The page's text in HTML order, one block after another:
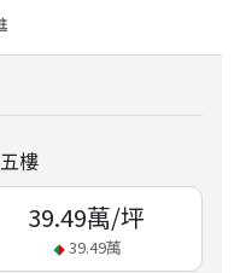
樓
39.49萬/坪
39.49萬